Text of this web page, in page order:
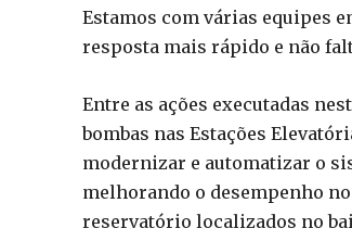
Estamos com várias equipes
resposta mais rápido e não
Entre as ações executadas
bombas nas Estações
modernizar e automatizar o
melhorando o desempenho
reservatório localizados no